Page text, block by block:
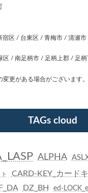
宿区 / 台東区 / 青梅市 / 清瀬
区 / 南足柄市 / 足柄上郡 / 足
更がある場合がございます
TAGs cloud
ALPHA
CARD-KEY_カード
DZ_BH ed-